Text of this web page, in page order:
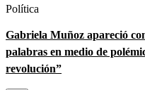
Política
Gabriela Muñoz apareció
palabras en medio de
revolución”